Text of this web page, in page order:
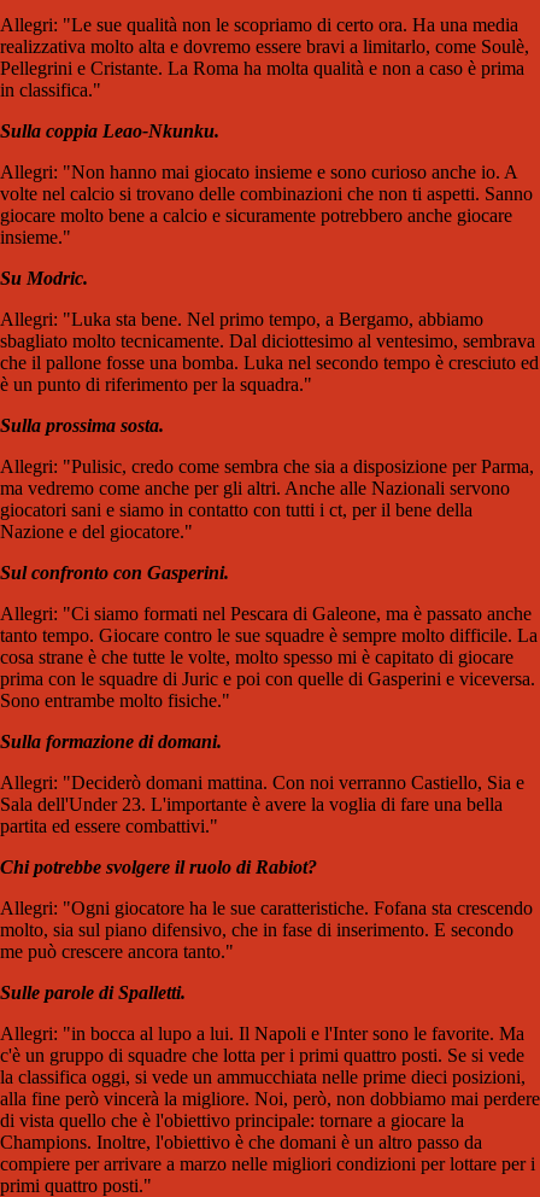
Allegri: "Le sue qualità non le scopriamo di certo ora. Ha una media
realizzativa molto alta e dovremo essere bravi a limitarlo, come Soulè,
Pellegrini e Cristante. La Roma ha molta qualità e non a caso è prima
in classifica."
Sulla coppia Leao-Nkunku.
Allegri: "Non hanno mai giocato insieme e sono curioso anche io. A
volte nel calcio si trovano delle combinazioni che non ti aspetti. Sanno
giocare molto bene a calcio e sicuramente potrebbero anche giocare
insieme."
Su Modric.
Allegri: "Luka sta bene. Nel primo tempo, a Bergamo, abbiamo
sbagliato molto tecnicamente. Dal diciottesimo al ventesimo, sembrava
che il pallone fosse una bomba. Luka nel secondo tempo è cresciuto ed
è un punto di riferimento per la squadra."
Sulla prossima sosta.
Allegri: "Pulisic, credo come sembra che sia a disposizione per Parma,
ma vedremo come anche per gli altri. Anche alle Nazionali servono
giocatori sani e siamo in contatto con tutti i ct, per il bene della
Nazione e del giocatore."
Sul confronto con Gasperini.
Allegri: "Ci siamo formati nel Pescara di Galeone, ma è passato anche
tanto tempo. Giocare contro le sue squadre è sempre molto difficile. La
cosa strane è che tutte le volte, molto spesso mi è capitato di giocare
prima con le squadre di Juric e poi con quelle di Gasperini e viceversa.
Sono entrambe molto fisiche."
Sulla formazione di domani.
Allegri: "Deciderò domani mattina. Con noi verranno Castiello, Sia e
Sala dell'Under 23. L'importante è avere la voglia di fare una bella
partita ed essere combattivi."
Chi potrebbe svolgere il ruolo di Rabiot?
Allegri: "Ogni giocatore ha le sue caratteristiche. Fofana sta crescendo
molto, sia sul piano difensivo, che in fase di inserimento. E secondo
me può crescere ancora tanto."
Sulle parole di Spalletti.
Allegri: "in bocca al lupo a lui. Il Napoli e l'Inter sono le favorite. Ma
c'è un gruppo di squadre che lotta per i primi quattro posti. Se si vede
la classifica oggi, si vede un ammucchiata nelle prime dieci posizioni,
alla fine però vincerà la migliore. Noi, però, non dobbiamo mai perdere
di vista quello che è l'obiettivo principale: tornare a giocare la
Champions. Inoltre, l'obiettivo è che domani è un altro passo da
compiere per arrivare a marzo nelle migliori condizioni per lottare per i
primi quattro posti."